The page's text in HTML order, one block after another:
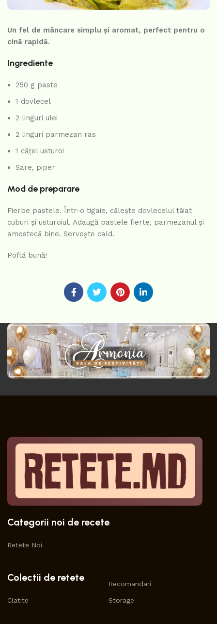
Un fel de mâncare simplu și aromat, perfect pentru o
cină rapidă.
Ingrediente
250 g paste
1 dovlecel
2 linguri ulei
2 linguri parmezan ras
1 cățel usturoi
Sare, piper
Mod de preparare
Fierbe pastele. Într-o tigaie, călește dovlecelul tăiat
cuburi și usturoiul. Adaugă pastele fierte, parmezanul și
amestecă bine. Servește cald.
Poftă bună!
Categorii noi de recete
Retete Noi
Colectii de retete
Clatite
Recomandari
Storage